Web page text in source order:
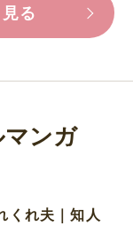
る
ンガ
くれ夫｜知人